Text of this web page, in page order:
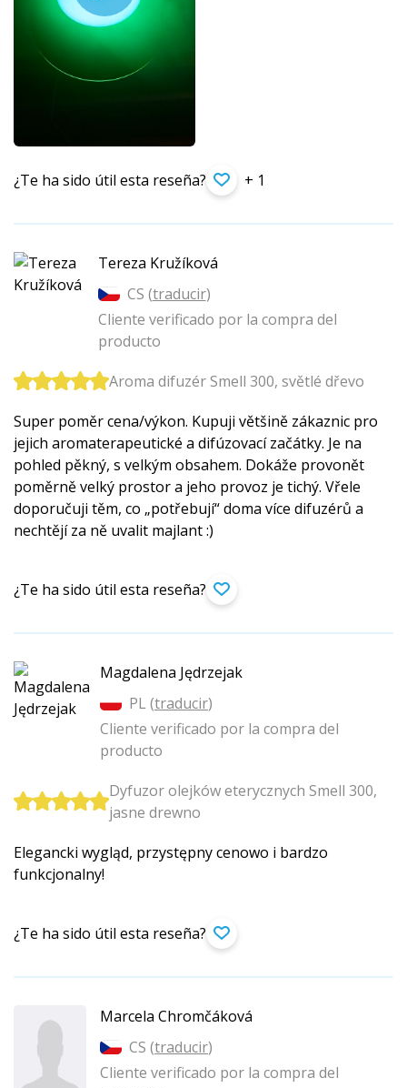
¿Te ha sido útil esta reseña? + 1
Tereza Kružíková
CS (traducir)
Cliente verificado por la compra del
producto
Aroma difuzér Smell 300, světlé dřevo
Super poměr cena/výkon. Kupuji většině zákaznic pro
jejich aromaterapeutické a difúzovací začátky. Je na
pohled pěkný, s velkým obsahem. Dokáže provonět
poměrně velký prostor a jeho provoz je tichý. Vřele
doporučuji těm, co „potřebují“ doma více difuzérů a
nechtějí za ně uvalit majlant :)
¿Te ha sido útil esta reseña?
Magdalena Jędrzejak
PL (traducir)
Cliente verificado por la compra del
producto
Dyfuzor olejków eterycznych Smell 300,
jasne drewno
Elegancki wygląd, przystępny cenowo i bardzo
funkcjonalny!
¿Te ha sido útil esta reseña?
Marcela Chromčáková
CS (traducir)
Cliente verificado por la compra del